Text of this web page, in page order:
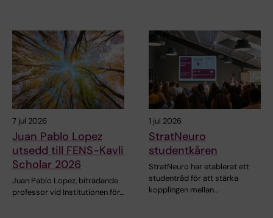
7 jul 2026
Juan Pablo Lopez
utsedd till FENS-Kavli
Scholar 2026
Juan Pablo Lopez, biträdande
professor vid Institutionen för…
1 jul 2026
StratNeuro
studentkåren
StratNeuro har etablerat ett
studentråd för att stärka
kopplingen mellan…